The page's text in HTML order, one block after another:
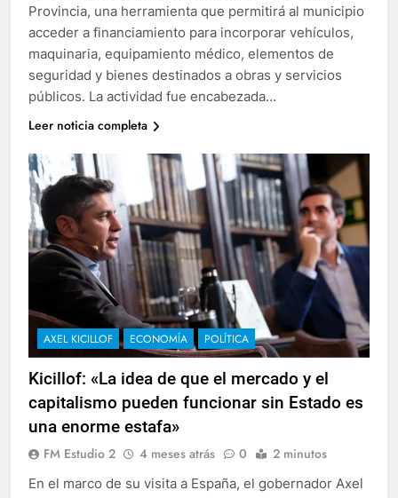
Provincia, una herramienta que permitirá al municipio
acceder a financiamiento para incorporar vehículos,
maquinaria, equipamiento médico, elementos de
seguridad y bienes destinados a obras y servicios
públicos. La actividad fue encabezada…
Leer noticia completa
AXEL KICILLOF ECONOMÍA POLÍTICA
Kicillof: «La idea de que el mercado y el
capitalismo pueden funcionar sin Estado es
una enorme estafa»
FM Estudio 2 4 meses atrás 0 2 minutos
En el marco de su visita a España, el gobernador Axel